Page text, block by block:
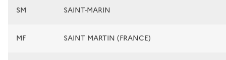
SM SAINT-MARIN
MF SAINT MARTIN (FRANCE)